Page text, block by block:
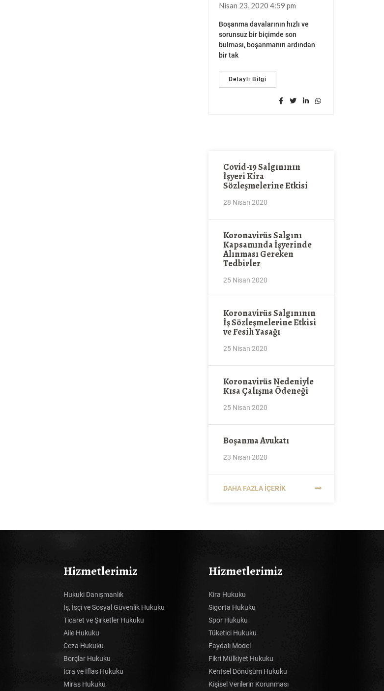
Nisan 23, 2020 4:59 pm
Boşanma davalarının hızlı ve
sorunsuz bir biçimde son
bulması, boşanmanın ardından
bir tak
Detaylı Bilgi
Covid-19 Salgınının
İşyeri Kira
Sözleşmelerine Etkisi
28 Nisan 2020
Koronavirüs Salgını
Kapsamında İşyerinde
Alınması Gereken
Tedbirler
25 Nisan 2020
Koronavirüs Salgınının
İş Sözleşmelerine Etkisi
ve Fesih Yasağı
25 Nisan 2020
Koronavirüs Nedeniyle
Kısa Çalışma Ödeneği
25 Nisan 2020
Boşanma Avukatı
23 Nisan 2020
DAHA FAZLA İÇERIK
Hizmetlerimiz
Hukuki Danışmanlık
İş, İşçi ve Sosyal Güvenlik Hukuku
Ticaret ve Şirketler Hukuku
Aile Hukuku
Ceza Hukuku
Borçlar Hukuku
İcra ve İflas Hukuku
Miras Hukuku
Hizmetlerimiz
Kira Hukuku
Sigorta Hukuku
Spor Hukuku
Tüketici Hukuku
Faydalı Model
Fikri Mülkiyet Hukuku
Kentsel Dönüşüm Hukuku
Kişisel Verilerin Korunması